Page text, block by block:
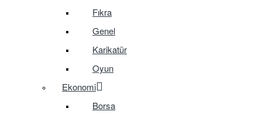
Fıkra
Genel
Karikatür
Oyun
Ekonomi
Borsa